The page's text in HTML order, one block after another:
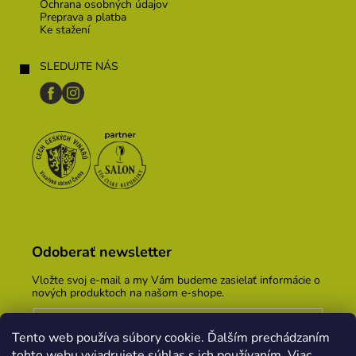
Tento web používa súbory cookie. Ďalším prechádzaním
Ochrana osobných údajov
Preprava a platba
Ke stažení
SLEDUJTE NÁS
Odoberať newsletter
Vložte svoj e-mail a my Vám budeme zasielať informácie o
nových produktoch na našom e-shope.
Vložením e-mailu súhlasíte s podmienkami ochrany